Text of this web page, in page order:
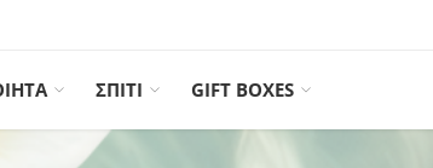
ΣΠΙΤΙ GIFT BOXES